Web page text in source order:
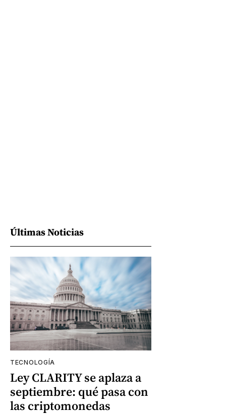
Últimas Noticias
TECNOLOGÍA
Ley CLARITY se aplaza a
septiembre: qué pasa con
las criptomonedas